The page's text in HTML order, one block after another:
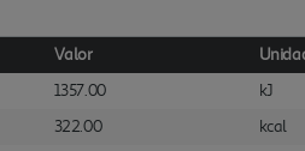
Valor
1357.00
kJ
322.00
kcal